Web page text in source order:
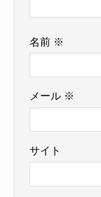
名前 ※
メール ※
サイト